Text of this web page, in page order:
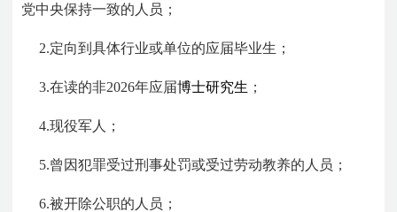
党中央保持一致的人员；
2.定向到具体行业或单位的应届毕业生；
3.在读的非2026年应届博士研究生 ；
4.现役军人；
5.曾因犯罪受过刑事处罚或受过劳动教养的人员；
6.被开除公职的人员；